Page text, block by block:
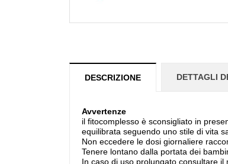
DESCRIZIONE DETTAGLI
Avvertenze
il fitocomplesso è sconsigliato in
equilibrata seguendo uno stile di vita
Non eccedere le dosi giornaliere
Tenere lontano dalla portata dei
In caso di uso prolungato consultare il